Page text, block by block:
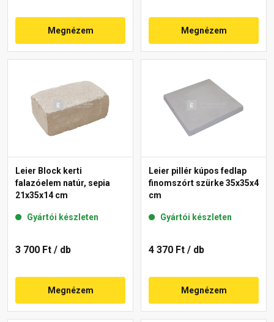
Megnézem Megnézem
Leier Block kerti
falazóelem natúr, sepia
21x35x14 cm
Gyártói készleten
3 700 Ft / db
Megnézem
Leier pillér kúpos fedlap
finomszórt szürke 35x35x4
cm
Gyártói készleten
4 370 Ft / db
Megnézem